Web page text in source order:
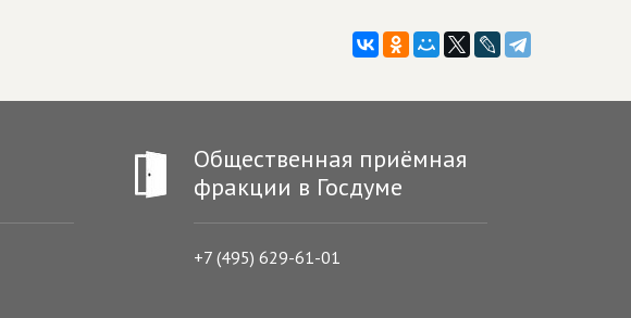
Общественная приёмная
фракции в Госдуме
+7 (495) 629-61-01